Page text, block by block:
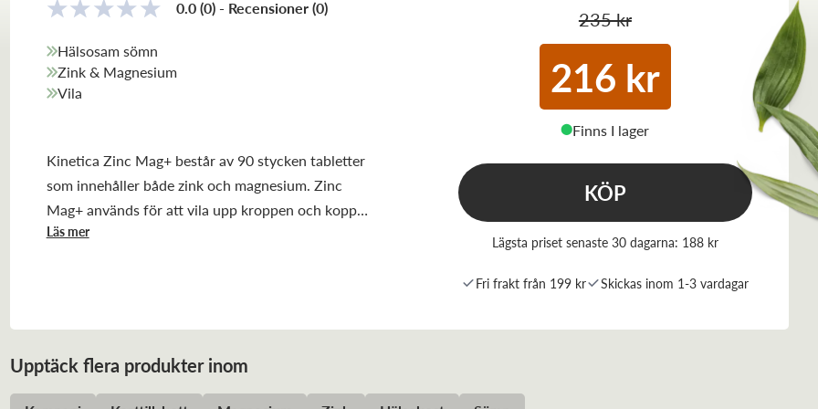
0.0(0) - Recensioner(0)
Hälsosam sömn
Zink & Magnesium
Vila
Kinetica Zinc Mag+ består av 90 stycken tabletter
som innehåller både zink och magnesium. Zinc
Mag+ används för att vila upp kroppen och koppla
av vilket resulterar i en bättre sömn!
Läs mer
235 kr
216 kr
⬤Finns I lager
KÖP
Lägsta priset senaste 30 dagarna: 188 kr
Fri frakt från 199 kr Skickas inom 1-3 vardagar
Upptäck flera produkter inom